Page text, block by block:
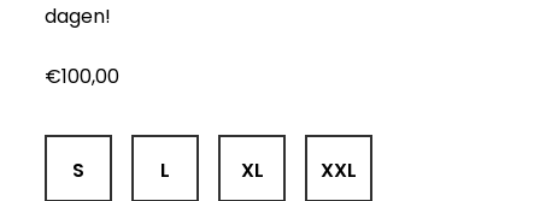
dagen!
€100,00
S L XL XXL